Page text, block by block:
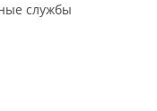
службы